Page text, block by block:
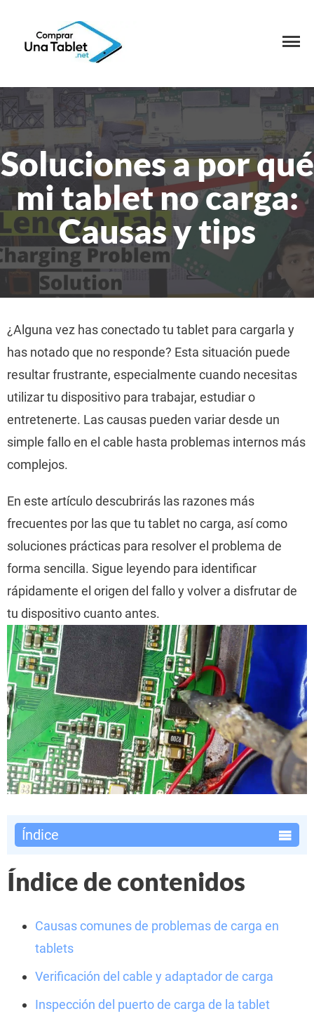
Soluciones a por qué
mi tablet no carga:
Causas y tips
¿Alguna vez has conectado tu tablet para cargarla y
has notado que no responde? Esta situación puede
resultar frustrante, especialmente cuando necesitas
utilizar tu dispositivo para trabajar, estudiar o
entretenerte. Las causas pueden variar desde un
simple fallo en el cable hasta problemas internos más
complejos.
En este artículo descubrirás las razones más
frecuentes por las que tu tablet no carga, así como
soluciones prácticas para resolver el problema de
forma sencilla. Sigue leyendo para identificar
rápidamente el origen del fallo y volver a disfrutar de
tu dispositivo cuanto antes.
Índice
Índice de contenidos
Causas comunes de problemas de carga en
tablets
Verificación del cable y adaptador de carga
Inspección del puerto de carga de la tablet